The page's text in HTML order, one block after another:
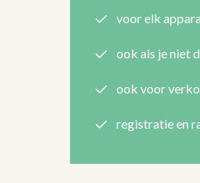
voor elk
ook als je niet
ook voor
registratie en